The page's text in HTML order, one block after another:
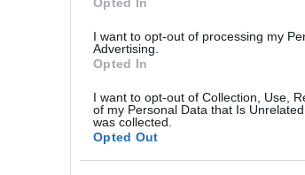
I want to opt-out of processing my
Advertising.
Opted In
I want to opt-out of Collection, Use,
of my Personal Data that Is
was collected.
Opted Out